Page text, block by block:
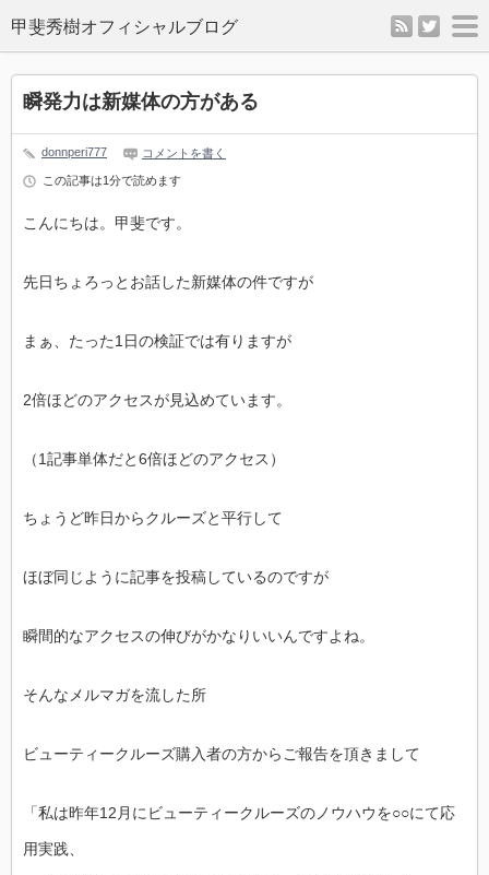
rss twitter
瞬発力は新媒体の方がある
donnperi777 コメントを書く
この記事は1分で読めます
こんにちは。甲斐です。
先日ちょろっとお話した新媒体の件ですが
まぁ、たった1日の検証では有りますが
2倍ほどのアクセスが見込めています。
（1記事単体だと6倍ほどのアクセス）
ちょうど昨日からクルーズと平行して
ほぼ同じように記事を投稿しているのですが
瞬間的なアクセスの伸びがかなりいいんですよね。
そんなメルマガを流した所
ビューティークルーズ購入者の方からご報告を頂きまして
「私は昨年12月にビューティークルーズのノウハウを○○にて応
用実践、